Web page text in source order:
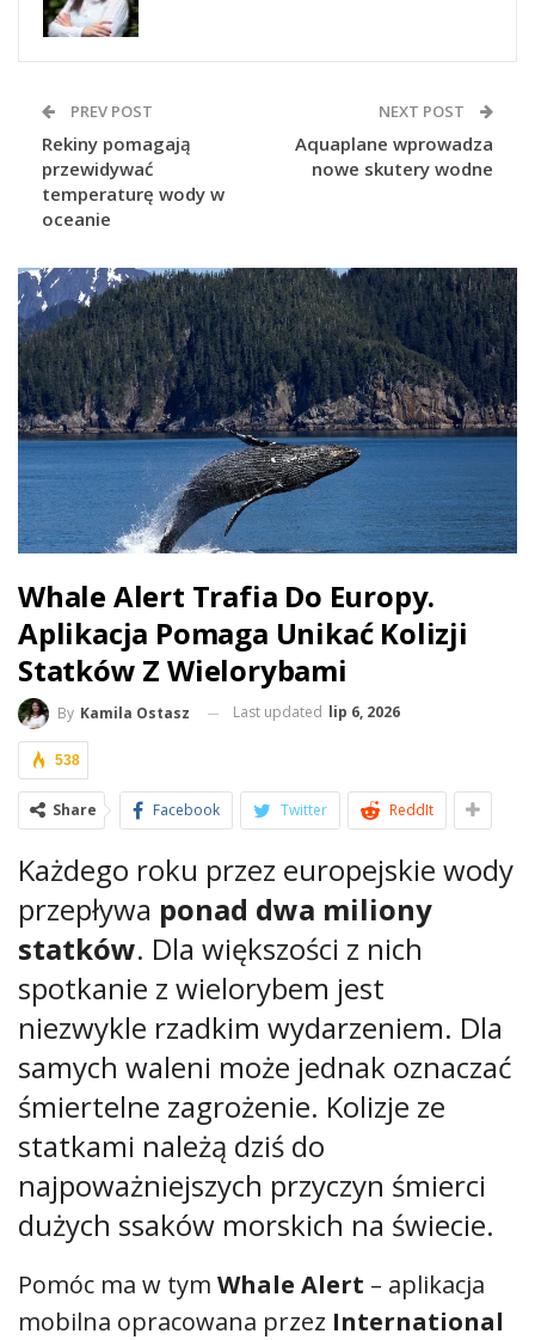
PREV POST
Rekiny pomagają
przewidywać
temperaturę wody w
oceanie
NEXT POST
Aquaplane wprowadza
nowe skutery wodne
Whale Alert Trafia Do Europy.
Aplikacja Pomaga Unikać Kolizji
Statków Z Wielorybami
By Kamila Ostasz Last updated lip 6, 2026
538
Share Facebook Twitter ReddIt
Każdego roku przez europejskie wody
przepływa ponad dwa miliony
statków. Dla większości z nich
spotkanie z wielorybem jest
niezwykle rzadkim wydarzeniem. Dla
samych waleni może jednak oznaczać
śmiertelne zagrożenie. Kolizje ze
statkami należą dziś do
najpoważniejszych przyczyn śmierci
dużych ssaków morskich na świecie.
Pomóc ma w tym Whale Alert – aplikacja
mobilna opracowana przez International